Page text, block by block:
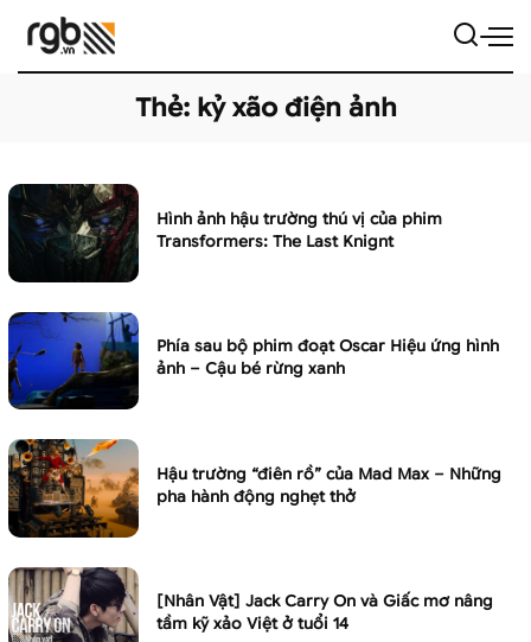
Thẻ: kỷ xão điện ảnh
Hình ảnh hậu trường thú vị của phim
Transformers: The Last Knignt
Phía sau bộ phim đoạt Oscar Hiệu ứng hình
ảnh – Cậu bé rừng xanh
Hậu trường “điên rồ” của Mad Max – Những
pha hành động nghẹt thở
[Nhân Vật] Jack Carry On và Giấc mơ nâng
tầm kỹ xảo Việt ở tuổi 14